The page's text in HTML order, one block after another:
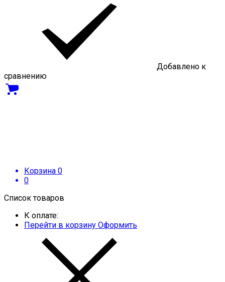
Добавлено к
сравнению
Корзина 0
0
Список товаров
К оплате:
Перейти в корзину Оформить